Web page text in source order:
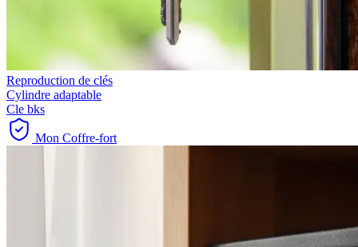
Reproduction de clés
Cylindre adaptable
Cle bks
Mon Coffre-fort